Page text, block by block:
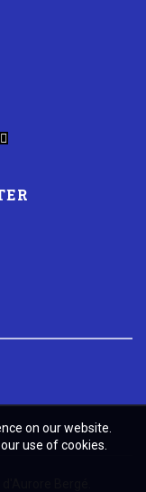
Bergé.
on our website.
use of cookies.